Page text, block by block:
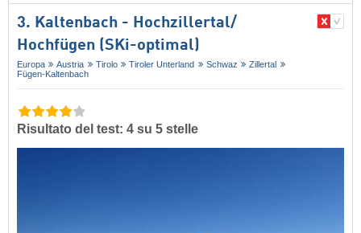
3. Kaltenbach - Hochzillertal/​
Hochfügen (SKi-optimal)
Europa Austria Tirolo Tiroler Unterland Schwaz
Zillertal
Fügen-Kaltenbach
Risultato del test: 4 su 5 stelle